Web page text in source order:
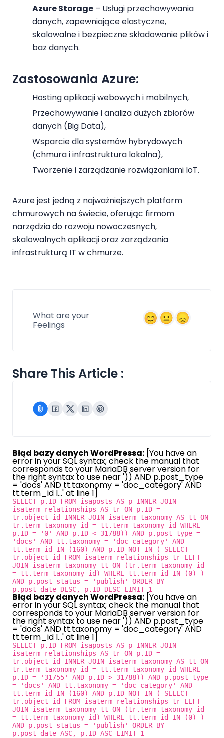
Azure Storage – Usługi przechowywania
danych, zapewniające elastyczne,
skalowalne i bezpieczne składowanie plików i
baz danych.
Zastosowania Azure:
Hosting aplikacji webowych i mobilnych,
Przechowywanie i analiza dużych zbiorów
danych (Big Data),
Wsparcie dla systemów hybrydowych
(chmura i infrastruktura lokalna),
Tworzenie i zarządzanie rozwiązaniami IoT.
Azure jest jedną z najważniejszych platform
chmurowych na świecie, oferując firmom
narzędzia do rozwoju nowoczesnych,
skalowalnych aplikacji oraz zarządzania
infrastrukturą IT w chmurze.
What are your
Feelings
Share This Article :
Błąd bazy danych WordPressa: [You have an
error in your SQL syntax; check the manual that
corresponds to your MariaDB server version for
the right syntax to use near ')) AND p.post_type
= 'docs' AND tt.taxonomy = 'doc_category' AND
tt.term_id I...' at line 1]
SELECT p.ID FROM isaposts AS p INNER JOIN
isaterm_relationships AS tr ON p.ID =
tr.object_id INNER JOIN isaterm_taxonomy AS tt ON
tr.term_taxonomy_id = tt.term_taxonomy_id WHERE
p.ID = '0' AND p.ID < 31788)) AND p.post_type =
'docs' AND tt.taxonomy = 'doc_category' AND
tt.term_id IN (160) AND p.ID NOT IN ( SELECT
tr.object_id FROM isaterm_relationships tr LEFT
JOIN isaterm_taxonomy tt ON (tr.term_taxonomy_id
= tt.term_taxonomy_id) WHERE tt.term_id IN (0) )
AND p.post_status = 'publish' ORDER BY
p.post_date DESC, p.ID DESC LIMIT 1
Błąd bazy danych WordPressa: [You have an
error in your SQL syntax; check the manual that
corresponds to your MariaDB server version for
the right syntax to use near ')) AND p.post_type
= 'docs' AND tt.taxonomy = 'doc_category' AND
tt.term_id I...' at line 1]
SELECT p.ID FROM isaposts AS p INNER JOIN
isaterm_relationships AS tr ON p.ID =
tr.object_id INNER JOIN isaterm_taxonomy AS tt ON
tr.term_taxonomy_id = tt.term_taxonomy_id WHERE
p.ID = '31755' AND p.ID > 31788)) AND p.post_type
= 'docs' AND tt.taxonomy = 'doc_category' AND
tt.term_id IN (160) AND p.ID NOT IN ( SELECT
tr.object_id FROM isaterm_relationships tr LEFT
JOIN isaterm_taxonomy tt ON (tr.term_taxonomy_id
= tt.term_taxonomy_id) WHERE tt.term_id IN (0) )
AND p.post_status = 'publish' ORDER BY
p.post_date ASC, p.ID ASC LIMIT 1